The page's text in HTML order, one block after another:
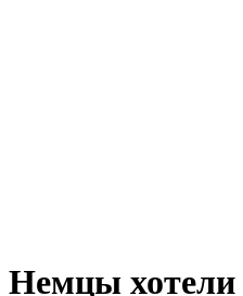
Немцы хотели